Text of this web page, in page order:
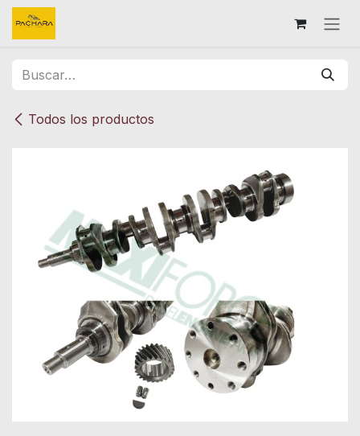
Ir al contenido
Todos los productos